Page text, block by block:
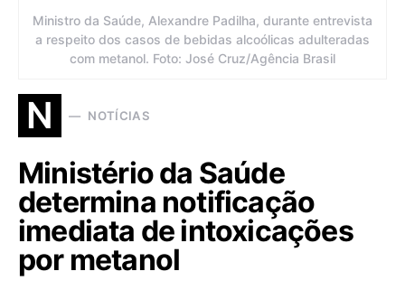
Ministro da Saúde, Alexandre Padilha, durante entrevista
a respeito dos casos de bebidas alcoólicas adulteradas
com metanol. Foto: José Cruz/Agência Brasil
N NOTÍCIAS
Ministério da Saúde
determina notificação
imediata de intoxicações
por metanol